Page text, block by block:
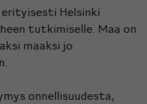
Helsinki
tutkimiselle. Maa on
maaksi jo
onnellisuudesta,